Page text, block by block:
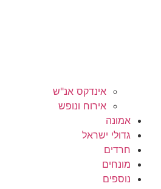
אינדקס אנ"ש
אירוח ונופש
אמונה
גדולי ישראל
חרדים
מונחים
נוספים